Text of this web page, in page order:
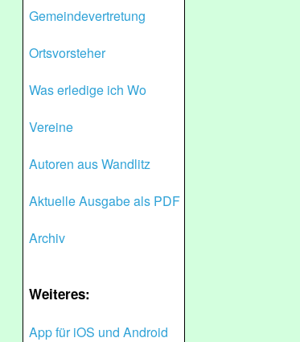
Gemeindevertretung
Ortsvorsteher
Was erledige ich Wo
Vereine
Autoren aus Wandlitz
Aktuelle Ausgabe als PDF
Archiv
Weiteres:
App für iOS und Android